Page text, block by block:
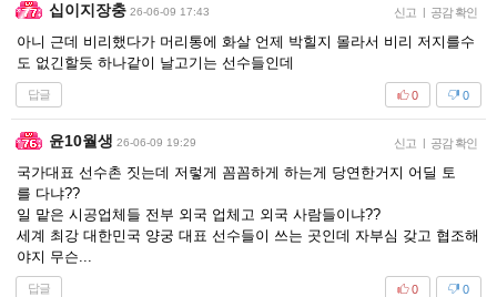
십이지장충 26-06-09 17:43 신고 | 공감 확인
아니 근데 비리했다가 머리통에 화살 언제 박힐지 몰라서 비리 저지를수
도 없긴할듯 하나같이 날고기는 선수들인데
답글 0
0
윤10월생 26-06-09 19:29 신고 | 공감 확인
국가대표 선수촌 짓는데 저렇게 꼼꼼하게 하는게 당연한거지 어딜 토
를 다냐??
일 맡은 시공업체들 전부 외국 업체고 외국 사람들이냐??
세계 최강 대한민국 양궁 대표 선수들이 쓰는 곳인데 자부심 갖고 협조해
야지 무슨...
답글 0
0